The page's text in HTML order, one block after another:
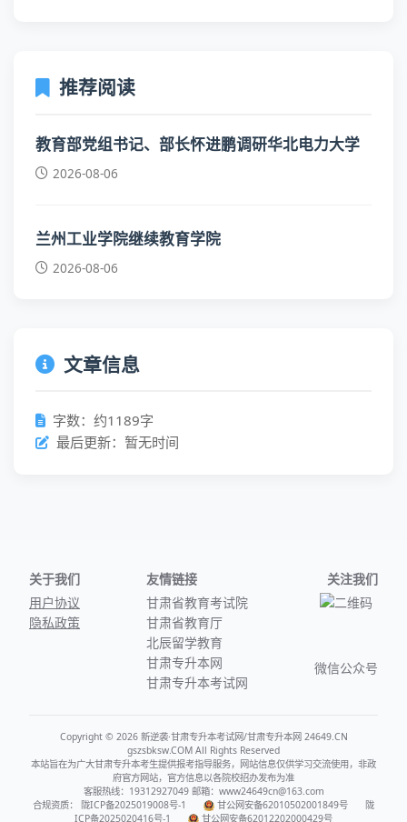
推荐阅读
教育部党组书记、部长怀进鹏调研华北电力大学
2026-08-06
兰州工业学院继续教育学院
2026-08-06
文章信息
字数：约1189字
最后更新：暂无时间
关于我们
用户协议
隐私政策
友情链接
甘肃省教育考试院
甘肃省教育厅
北辰留学教育
甘肃专升本网
甘肃专升本考试网
关注我们
微信公众号
Copyright © 2026 新逆袭·甘肃专升本考试网/甘肃专升本网 24649.CN
gszsbksw.COM All Rights Reserved
本站旨在为广大甘肃专升本考生提供报考指导服务，网站信息仅供学习交流使用，非政
府官方网站，官方信息以各院校招办发布为准
客服热线：19312927049 邮箱：www24649cn@163.com
合规资质：
陇ICP备2025019008号-1 甘公网安备62010502001849号
陇
ICP备2025020416号-1
甘公网安备62012202000429号